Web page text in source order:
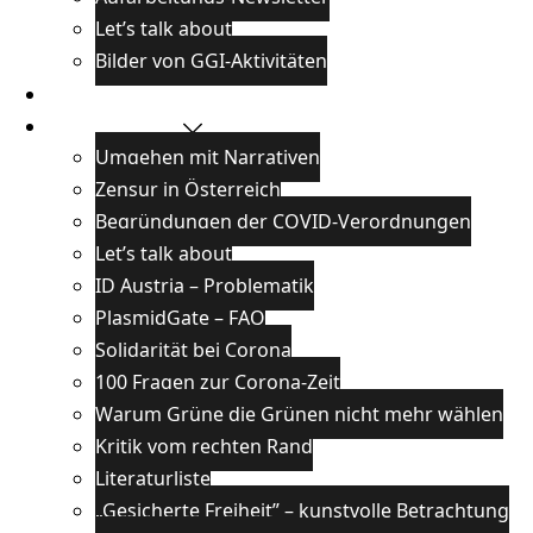
Let’s talk about
Bilder von GGI-Aktivitäten
Wissenswertes
Umgehen mit Narrativen
Zensur in Österreich
Begründungen der COVID-Verordnungen
Let’s talk about
ID Austria – Problematik
PlasmidGate – FAQ
Solidarität bei Corona
100 Fragen zur Corona-Zeit
Warum Grüne die Grünen nicht mehr wählen
Kritik vom rechten Rand
Literaturliste
„Gesicherte Freiheit” – kunstvolle Betrachtung